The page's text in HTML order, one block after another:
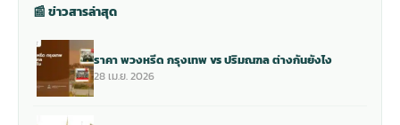
📰 ข่าวสารล่าสุด
ราคา พวงหรีด กรุงเทพ vs ปริมณฑล ต่างกันยังไง
28 เม.ย. 2026